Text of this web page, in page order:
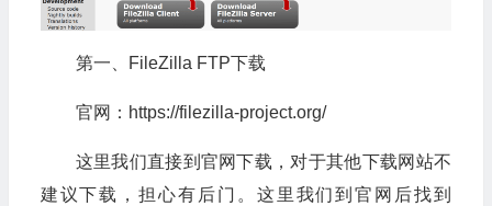
第一、FileZilla FTP下载
官网：https://filezilla-project.org/
这里我们直接到官网下载，对于其他下载网站不
建议下载，担心有后门。这里我们到官网后找到